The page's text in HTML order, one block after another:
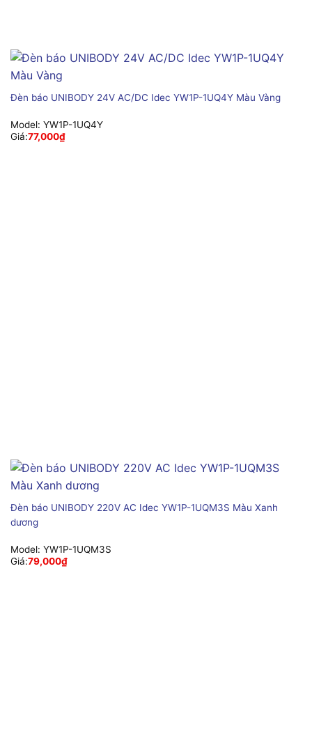
Đèn báo UNIBODY 24V AC/DC Idec YW1P-1UQ4Y Màu Vàng
Model: YW1P-1UQ4Y
Giá:77,000₫
Đèn báo UNIBODY 220V AC Idec YW1P-1UQM3S Màu Xanh
dương
Model: YW1P-1UQM3S
Giá:79,000₫